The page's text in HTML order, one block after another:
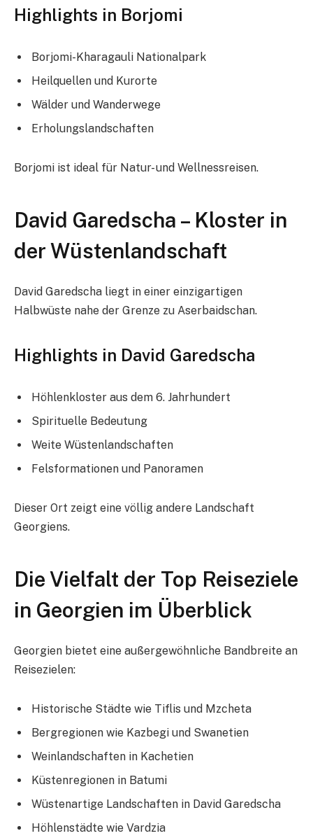
Highlights in Borjomi
Borjomi-Kharagauli Nationalpark
Heilquellen und Kurorte
Wälder und Wanderwege
Erholungslandschaften
Borjomi ist ideal für Natur- und Wellnessreisen.
David Garedscha – Kloster in
der Wüstenlandschaft
David Garedscha liegt in einer einzigartigen
Halbwüste nahe der Grenze zu Aserbaidschan.
Highlights in David Garedscha
Höhlenkloster aus dem 6. Jahrhundert
Spirituelle Bedeutung
Weite Wüstenlandschaften
Felsformationen und Panoramen
Dieser Ort zeigt eine völlig andere Landschaft
Georgiens.
Die Vielfalt der Top Reiseziele
in Georgien im Überblick
Georgien bietet eine außergewöhnliche Bandbreite an
Reisezielen:
Historische Städte wie Tiflis und Mzcheta
Bergregionen wie Kazbegi und Swanetien
Weinlandschaften in Kachetien
Küstenregionen in Batumi
Wüstenartige Landschaften in David Garedscha
Höhlenstädte wie Vardzia